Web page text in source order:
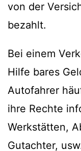
von der
bezahlt.
Bei einem
Hilfe bares
Autofahrer
ihre Rechte
Werkstätten,
Gutachter,